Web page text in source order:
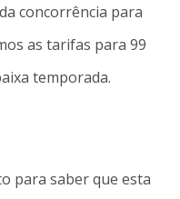
concorrência para
as tarifas para 99
temporada.
para saber que esta